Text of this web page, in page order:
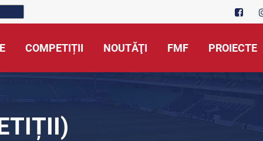
COMPETIȚII NOUTĂŢI FMF PROIECTE